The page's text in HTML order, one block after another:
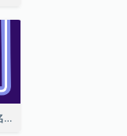
暗藍科技有限公司招聘經理名片